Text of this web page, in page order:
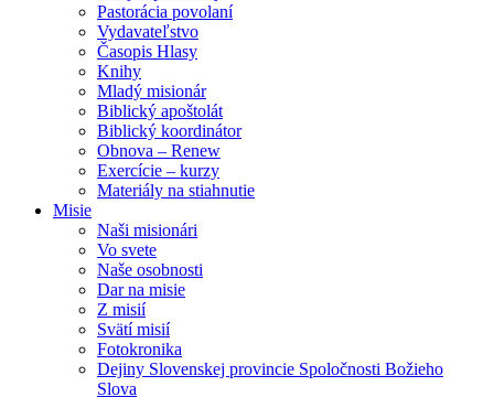
Pastorácia povolaní
Vydavateľstvo
Časopis Hlasy
Knihy
Mladý misionár
Biblický apoštolát
Biblický koordinátor
Obnova – Renew
Exercície – kurzy
Materiály na stiahnutie
Misie
Naši misionári
Vo svete
Naše osobnosti
Dar na misie
Z misií
Svätí misií
Fotokronika
Dejiny Slovenskej provincie Spoločnosti Božieho
Slova